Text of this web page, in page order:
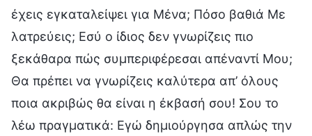
έχεις εγκαταλείψει για Μένα; Πόσο βαθιά Με
λατρεύεις; Εσύ ο ίδιος δεν γνωρίζεις πιο
ξεκάθαρα πώς συμπεριφέρεσαι απέναντί Μου;
Θα πρέπει να γνωρίζεις καλύτερα απ’ όλους
ποια ακριβώς θα είναι η έκβασή σου! Σου το
λέω πραγματικά: Εγώ δημιούργησα απλώς την